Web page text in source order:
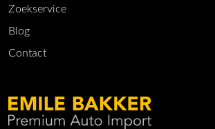
Zoekservice
Blog
Contact